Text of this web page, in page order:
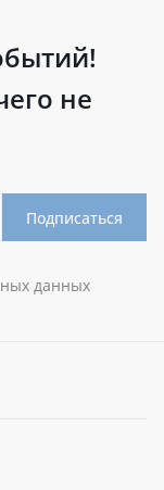
не
Подписаться
данных